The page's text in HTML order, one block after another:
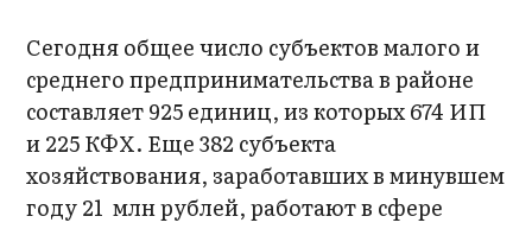
Сегодня общее число субъектов малого и
среднего предпринимательства в районе
составляет 925 единиц, из которых 674 ИП
и 225 КФХ. Еще 382 субъекта
хозяйствования, заработавших в минувшем
году 21 млн рублей, работают в сфере